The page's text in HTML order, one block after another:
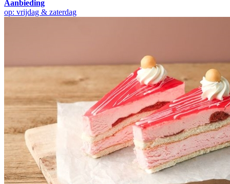
Aanbieding
op: vrijdag & zaterdag